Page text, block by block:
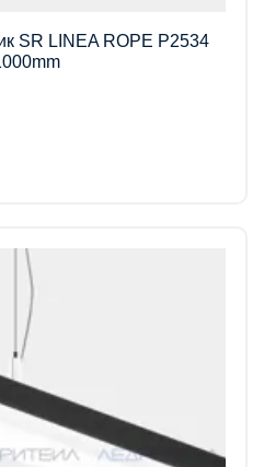
SR LINEA ROPE P2534